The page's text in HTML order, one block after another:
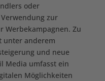
oder
zur
Werbekampagnen. Zu
unter anderem
und neue
Media umfasst ein
Möglichkeiten